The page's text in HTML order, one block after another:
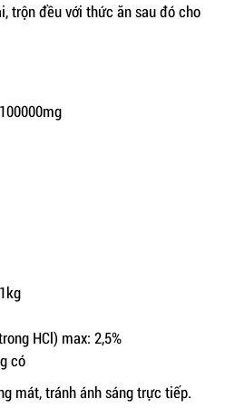
trộn đều với thức ăn sau đó cho
HCl) max: 2,5%
có
mát, tránh ánh sáng trực tiếp.